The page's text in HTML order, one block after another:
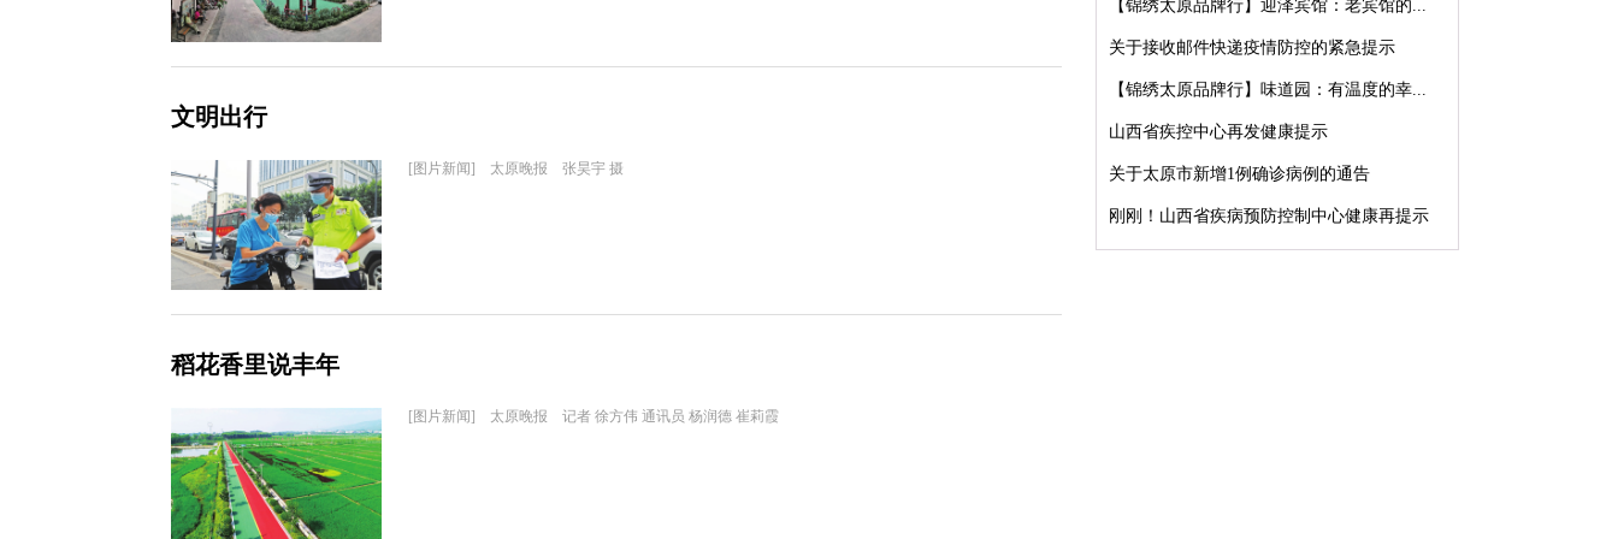
文明出行
[图片新闻] 太原晚报 张昊宇 摄
稻花香里说丰年
[图片新闻] 太原晚报 记者 徐方伟 通讯员 杨润德 崔莉霞
【锦绣太原品牌行】迎泽宾馆：老宾馆的...
关于接收邮件快递疫情防控的紧急提示
【锦绣太原品牌行】味道园：有温度的幸...
山西省疾控中心再发健康提示
关于太原市新增1例确诊病例的通告
刚刚！山西省疾病预防控制中心健康再提示